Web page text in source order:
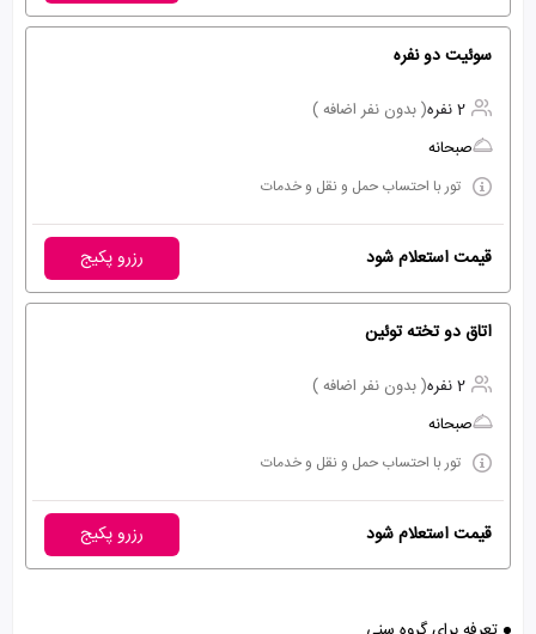
سوئیت دو نفره
2 نفره
( بدون نفر اضافه )
صبحانه
تور با احتساب حمل و نقل و خدمات
قیمت استعلام شود رزرو پکیج
اتاق دو تخته توئین
2 نفره
( بدون نفر اضافه )
صبحانه
تور با احتساب حمل و نقل و خدمات
قیمت استعلام شود رزرو پکیج